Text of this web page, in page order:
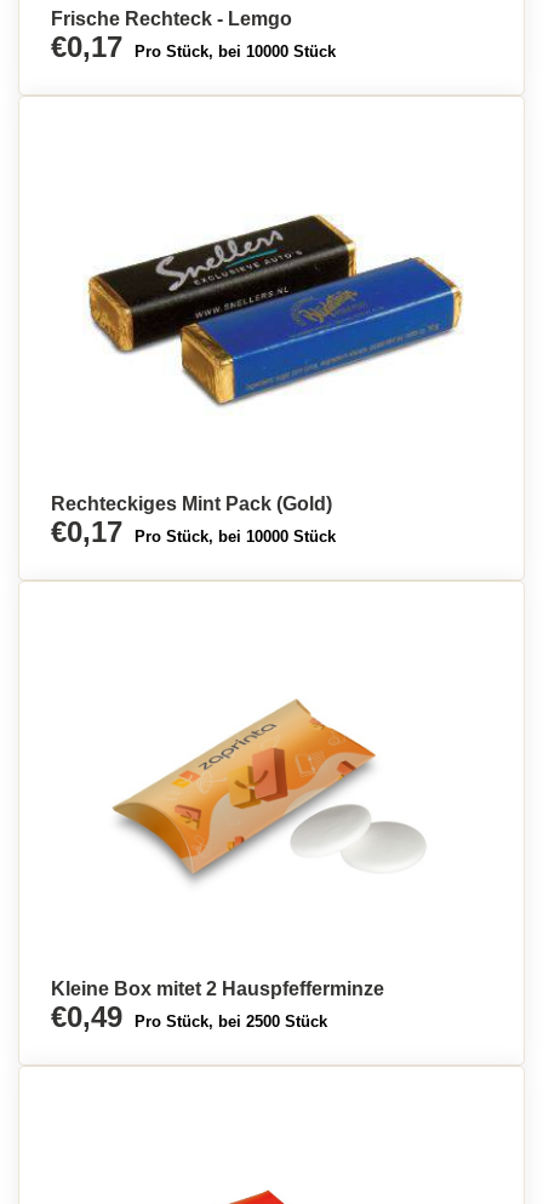
Frische Rechteck - Lemgo
€0,17 Pro Stück, bei 10000 Stück
Rechteckiges Mint Pack (Gold)
€0,17 Pro Stück, bei 10000 Stück
Kleine Box mitet 2 Hauspfefferminze
€0,49 Pro Stück, bei 2500 Stück